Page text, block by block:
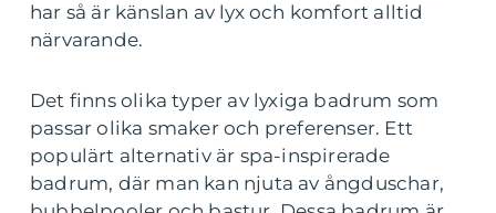
har så är känslan av lyx och komfort alltid
närvarande.
Det finns olika typer av lyxiga badrum som
passar olika smaker och preferenser. Ett
populärt alternativ är spa-inspirerade
badrum, där man kan njuta av ångduschar,